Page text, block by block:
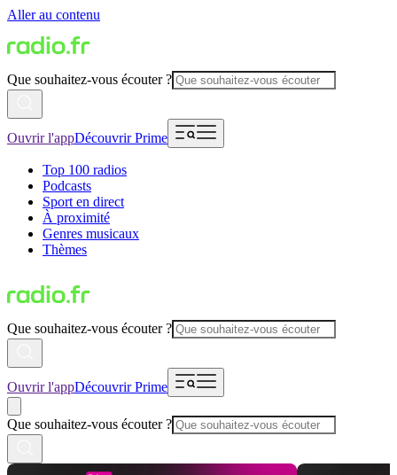
Aller au contenu
Que souhaitez-vous écouter ?
Ouvrir l'appDécouvrir Prime
Top 100 radios
Podcasts
Sport en direct
À proximité
Genres musicaux
Thèmes
Que souhaitez-vous écouter ?
Ouvrir l'appDécouvrir Prime
Que souhaitez-vous écouter ?